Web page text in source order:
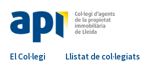
El Col·legi Llistat de col·legiats